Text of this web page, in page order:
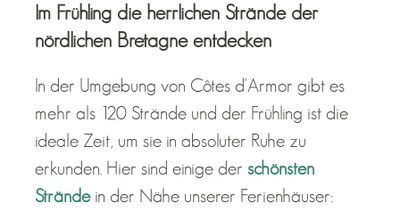
Im Frühling die herrlichen Strände der
nördlichen Bretagne entdecken
In der Umgebung von Côtes d'Armor gibt es
mehr als 120 Strände und der Frühling ist die
ideale Zeit, um sie in absoluter Ruhe zu
erkunden. Hier sind einige der schönsten
Strändein der Nähe unserer Ferienhäuser: